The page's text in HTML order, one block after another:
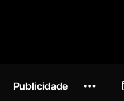
Publicidade